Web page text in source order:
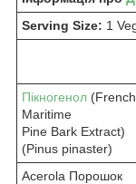
Serving Size: 1
Пікногенол (French
Maritime
Pine Bark Extract)
(Pinus pinaster)
Acerola Порошок